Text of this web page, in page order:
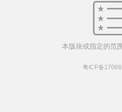
本版块或指定的范
粤ICP备